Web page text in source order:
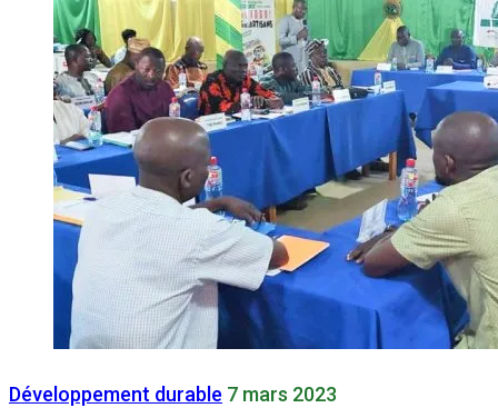
Développement durable 7 mars 2023